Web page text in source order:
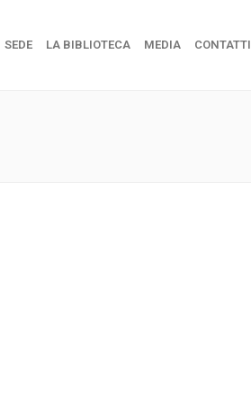
SEDE LA BIBLIOTECA MEDIA CONTATTI